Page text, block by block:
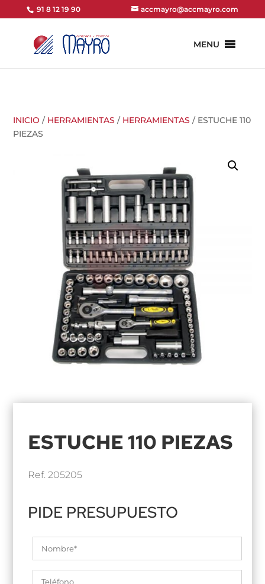
91 8 12 19 90 accmayro@accmayro.com
MENU
INICIO / HERRAMIENTAS / HERRAMIENTAS / ESTUCHE 110
PIEZAS
ESTUCHE 110 PIEZAS
Ref. 205205
PIDE PRESUPUESTO